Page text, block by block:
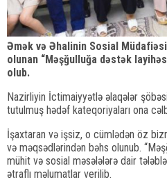
Əmək və Əhalinin Sosial
olunan “Məşğulluğa dəstək
olub.
Nazirliyin İctimaiyyətlə əlaqələr
tutulmuş hədəf kateqoriyaları ona
İşaxtaran və işsiz, o cümlədən öz
və məqsədlərindən bəhs olunub.
mühit və sosial məsələlərə dair
ətraflı məlumatlar verilib.